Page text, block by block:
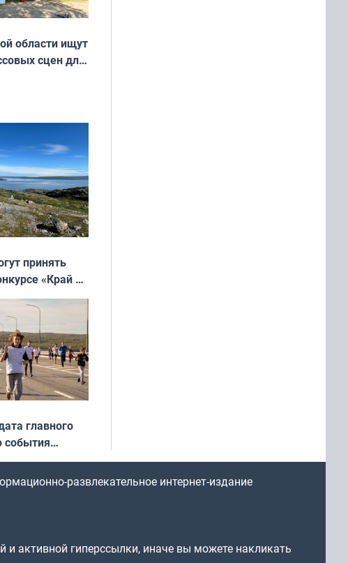
области ищут
сцен для
принять
«Край у
фотогид
округу»
главного
события
зарождался
развлекательное интернет-издание
активной гиперссылки, иначе вы можете накликать